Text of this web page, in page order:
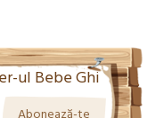
ul Bebe Ghi